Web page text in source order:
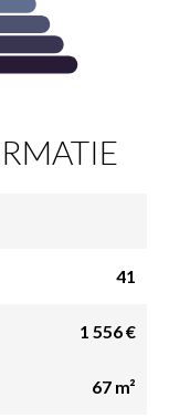
41
1 556 €
67 m²